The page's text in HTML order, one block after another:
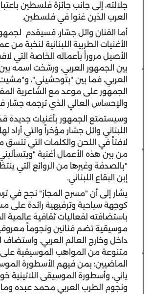
جلالته، إلى جانب جائزة فلسطين
العرب الذين غنوا في فلسطين.
أما الفنان وائل جسّار، فسيقدم
الأغنيات الطربية اللبنانية لنخبة من
الأصيل مروراً بأعماله الخاصة التي
بين الجمهور العربي، ورسّخت اسمه
العربي، فما بين "بتوحشيني"،
الجمهور على موعد مع الشاعرية
والإحساس العالي الذي ترجمه جسّار
وسيستمتع الجمهور بأغنيات جديدة
اللبناني وائل جسّار مؤخراً والتي أراد
لافتاً في اللحن والكلمات التي
من بين هذه الأعمال أغنية
"بالصدفة وغيرها من الروائع التي
إبن البقاع اللبناني.
يشار إلى أن "مسرح المجاز" نجح في
كوجهة سياحية وترفيهية رائدة على
باستضافته لفعاليات ثقافية
موسيقية تضم فنانين ونجوماً
داخل وخارج العالم العربي.
متنوعة من المواهب الموسيقية على
الماضيين؛ بمن فيهم الأسطورة
ياني، وأسطورة الموسيقى اللاتينية
ونجوم الطرب العربي محمد عبده